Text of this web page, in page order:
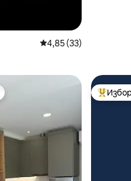
Средна оценка: 4,85
4,85 (33)
Най-